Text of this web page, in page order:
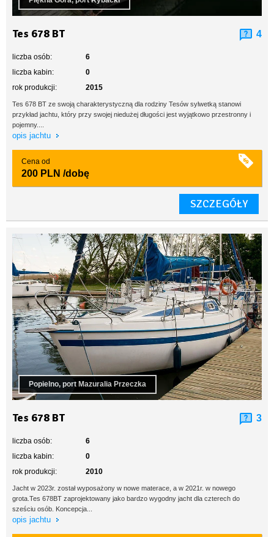
Tes 678 BT 4
liczba osób:
6
liczba kabin:
0
rok produkcji:
2015
Tes 678 BT ze swoją charakterystyczną dla rodziny Tesów sylwetką stanowi
przykład jachtu, który przy swojej niedużej długości jest wyjątkowo przestronny i
pojemny....
opis jachtu
Cena od
200 PLN /dobę
SZCZEGÓŁY
Popielno, port Mazuralia Przeczka
Tes 678 BT 3
liczba osób:
6
liczba kabin:
0
rok produkcji:
2010
Jacht w 2023r. został wyposażony w nowe materace, a w 2021r. w nowego
grota.Tes 678BT zaprojektowany jako bardzo wygodny jacht dla czterech do
sześciu osób. Koncepcja...
opis jachtu